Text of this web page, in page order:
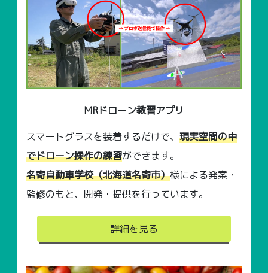
MRドローン教習アプリ
スマートグラスを装着するだけで、現実空間の中
でドローン操作の練習ができます。
名寄自動車学校（北海道名寄市）様による発案・
監修のもと、開発・提供を行っています。
詳細を見る